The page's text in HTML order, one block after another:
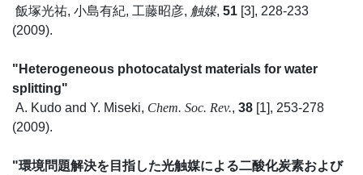
飯塚光祐, 小島有紀, 工藤昭彦, 触媒, 51 [3], 228-233
(2009).
"Heterogeneous photocatalyst materials for water
splitting"
A. Kudo and Y. Miseki, Chem. Soc. Rev., 38 [1], 253-278
(2009).
"環境問題解決を目指した光触媒による二酸化炭素および